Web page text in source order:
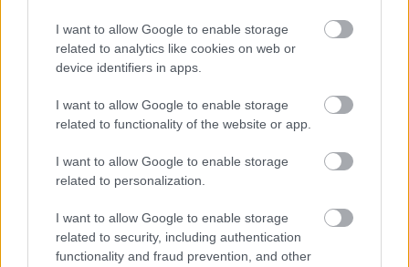
I want to allow Google to enable storage
related to analytics like cookies on web or
device identifiers in apps.
I want to allow Google to enable storage
related to functionality of the website or app.
I want to allow Google to enable storage
related to personalization.
I want to allow Google to enable storage
related to security, including authentication
functionality and fraud prevention, and other